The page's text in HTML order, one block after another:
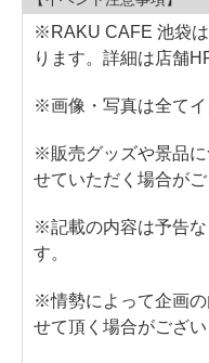
※RAKU CAFE 池袋
ります。詳細は店舗
※画像・写真は全てイ
※販売グッズや景品に
せていただく場合がご
※記載の内容は予告な
す。
※情勢によって企画の
せて頂く場合がござ